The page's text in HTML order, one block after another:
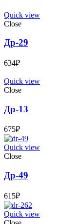
Quick view
Close
Др-29
634₽
Quick view
Close
Др-13
675₽
Quick view
Close
Др-49
615₽
Quick view